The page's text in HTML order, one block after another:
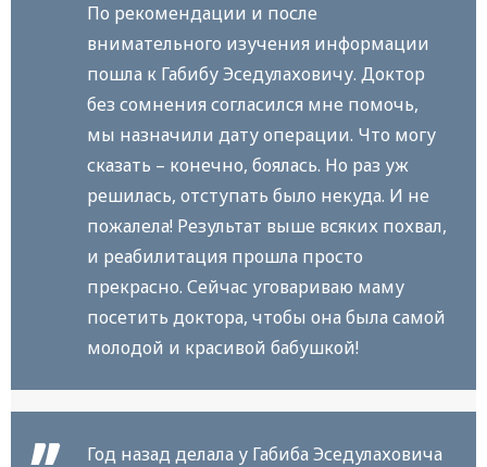
По рекомендации и после
внимательного изучения информации
пошла к Габибу Эседулаховичу. Доктор
без сомнения согласился мне помочь,
мы назначили дату операции. Что могу
сказать – конечно, боялась. Но раз уж
решилась, отступать было некуда. И не
пожалела! Результат выше всяких похвал,
и реабилитация прошла просто
прекрасно. Сейчас уговариваю маму
посетить доктора, чтобы она была самой
молодой и красивой бабушкой!
Год назад делала у Габиба Эседулаховича